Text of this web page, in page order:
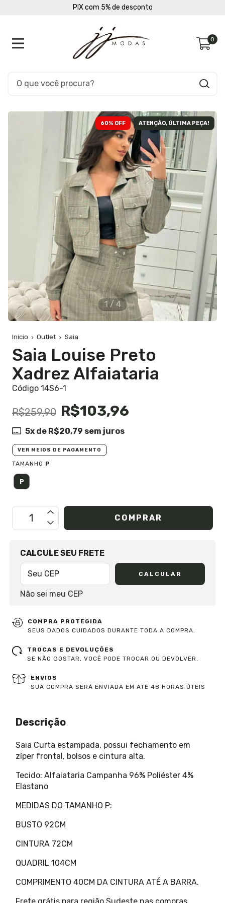
PIX com 5% de desconto
0
60% OFF ATENÇÃO, ÚLTIMA PEÇA!
1/ 4
Início Outlet Saia
Saia Louise Preto
Xadrez Alfaiataria
Código 14S6-1
R$259,90 R$103,96
5x de R$20,79 sem juros
VER MEIOS DE PAGAMENTO
TAMANHO P
P
OPÇÕES DE FRETE
CALCULE SEU FRETE
CALCULAR
Não sei meu CEP
COMPRA PROTEGIDA
SEUS DADOS CUIDADOS DURANTE TODA A COMPRA.
TROCAS E DEVOLUÇÕES
SE NÃO GOSTAR, VOCÊ PODE TROCAR OU DEVOLVER.
ENVIOS
SUA COMPRA SERÁ ENVIADA EM ATÉ 48 HORAS ÚTEIS
Descrição
Saia Curta estampada, possui fechamento em
zíper frontal, bolsos e cintura alta.
Tecido: Alfaiataria Campanha 96% Poliéster 4%
Elastano
MEDIDAS DO TAMANHO P:
BUSTO 92CM
CINTURA 72CM
QUADRIL 104CM
COMPRIMENTO 40CM DA CINTURA ATÉ A BARRA.
Frete grátis para região Sudeste nas compras